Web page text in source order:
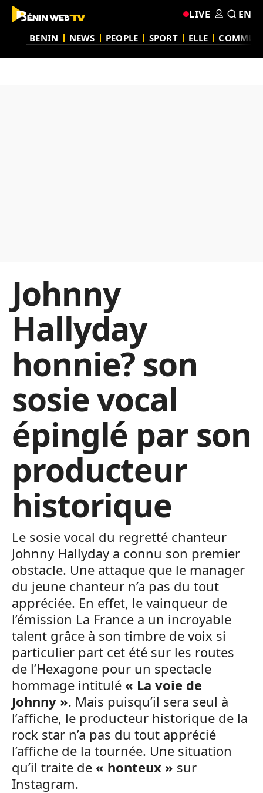
BENIN NEWS PEOPLE SPORT ELLE
LIVE EN
Johnny
Hallyday
honnie? son
sosie vocal
épinglé par son
producteur
historique
Le sosie vocal du regretté chanteur
Johnny Hallyday a connu son premier
obstacle. Une attaque que le manager
du jeune chanteur n’a pas du tout
appréciée. En effet, le vainqueur de
l’émission La France a un incroyable
talent grâce à son timbre de voix si
particulier part cet été sur les routes
de l’Hexagone pour un spectacle
hommage intitulé « La voie de
Johnny ». Mais puisqu’il sera seul à
l’affiche, le producteur historique de la
rock star n’a pas du tout apprécié
l’affiche de la tournée. Une situation
qu’il traite de « honteux » sur
Instagram.